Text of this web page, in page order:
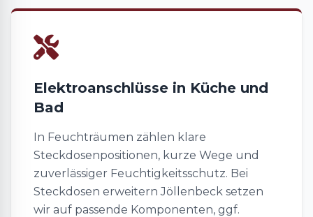
Elektroanschlüsse in Küche und
Bad
In Feuchträumen zählen klare
Steckdosenpositionen, kurze Wege und
zuverlässiger Feuchtigkeitsschutz. Bei
Steckdosen erweitern Jöllenbeck setzen
wir auf passende Komponenten, ggf.